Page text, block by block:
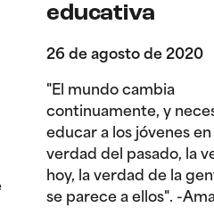
educativa
26 de agosto de 2020
"El mundo cambia
continuamente, y
educar a los jóvenes en
verdad del pasado, la
hoy, la verdad de la
se parece a ellos". -